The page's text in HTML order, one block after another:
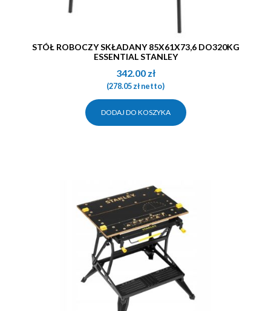
STÓŁ ROBOCZY SKŁADANY 85X61X73,6 DO320KG
ESSENTIAL STANLEY
342.00 zł
(278.05złnetto)
DODAJ DO KOSZYKA